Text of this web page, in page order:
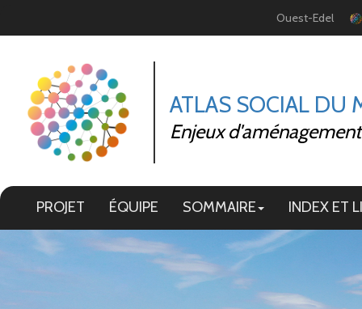
Ouest-Edel
ATLAS SOCIAL DU
Enjeux
PROJET ÉQUIPE SOMMAIRE INDEX ET